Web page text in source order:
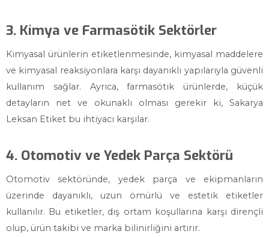
3. Kimya ve Farmasötik Sektörler
Kimyasal ürünlerin etiketlenmesinde, kimyasal maddelere
ve kimyasal reaksiyonlara karşı dayanıklı yapılarıyla güvenli
kullanım sağlar. Ayrıca, farmasötik ürünlerde, küçük
detayların net ve okunaklı olması gerekir ki, Sakarya
Leksan Etiket bu ihtiyacı karşılar.
4. Otomotiv ve Yedek Parça Sektörü
Otomotiv sektöründe, yedek parça ve ekipmanların
üzerinde dayanıklı, uzun ömürlü ve estetik etiketler
kullanılır. Bu etiketler, dış ortam koşullarına karşı dirençli
olup, ürün takibi ve marka bilinirliğini artırır.